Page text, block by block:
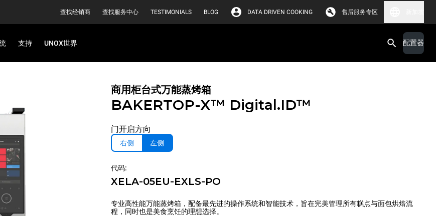
查找经销商 查找服务中心 TESTIMONIALS BLOG DATA DRIVEN COOKING 售后服务专区
支持 UNOX世界 配置器
商用柜台式万能蒸烤箱
BAKERTOP-X™ Digital.ID™
门开启方向
右侧 左侧
代码:
XELA-05EU-EXLS-PO
专业高性能万能蒸烤箱，配备最先进的操作系统和智能技术，旨在完美管理所有糕点与面包烘焙流
程，同时也是美食烹饪的理想选择。